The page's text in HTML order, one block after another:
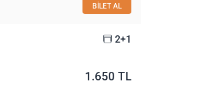
BİLET AL
2+1
1.650 TL